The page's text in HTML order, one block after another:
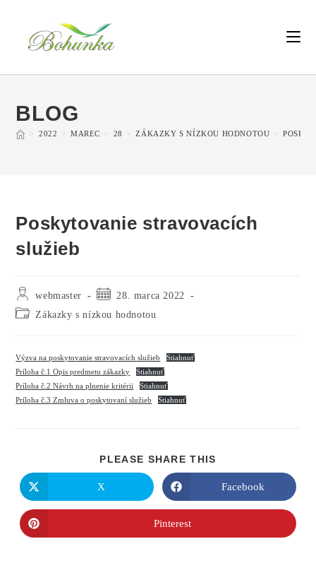
BLOG
> 2022 > MAREC > 28 > ZÁKAZKY S NÍZKOU HODNOTOU >
Poskytovanie stravovacích
služieb
webmaster
28. marca 2022
Zákazky s nízkou hodnotou
Výzva na poskytovanie stravovacích služieb
Stiahnuť
Príloha č.1 Opis predmetu zákazky
Stiahnuť
Príloha č.2 Návrh na plnenie kritérii
Stiahnuť
Príloha č.3 Zmluva o poskytovaní služieb
Stiahnuť
PLEASE SHARE THIS
X Facebook
Pinterest